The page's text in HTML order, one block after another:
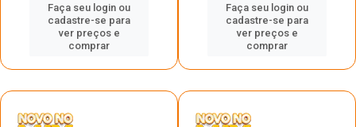
Faça seu login ou
cadastre-se para
ver preços e
comprar
Faça seu login ou
cadastre-se para
ver preços e
comprar